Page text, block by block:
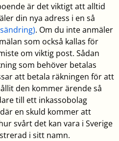
är det viktigt att alltid
din nya adress i en så
. Om du inte anmäler
som också kallas för
om viktig post. Sådan
som behöver betalas
att betala räkningen för att
den kommer ärende så
till ett inkassobolag
en skuld kommer att
svårt det kan vara i Sverige
i sitt namn.